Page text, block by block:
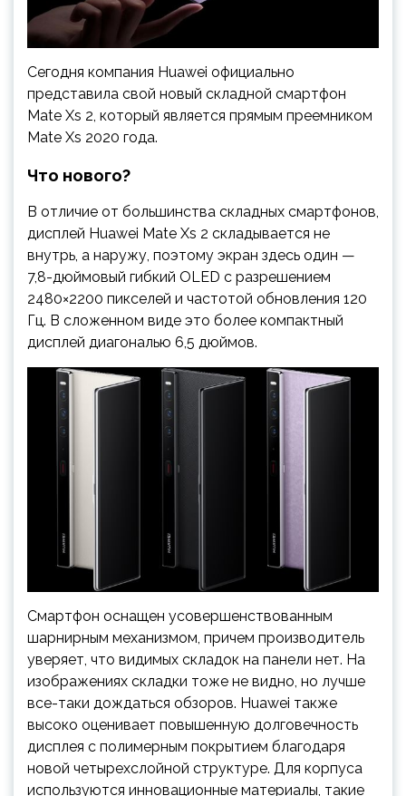
Сегодня компания Huawei официально
представила свой новый складной смартфон
Mate Xs 2, который является прямым преемником
Mate Xs 2020 года.
Что нового?
В отличие от большинства складных смартфонов,
дисплей Huawei Mate Xs 2 складывается не
внутрь, а наружу, поэтому экран здесь один —
7,8-дюймовый гибкий OLED с разрешением
2480×2200 пикселей и частотой обновления 120
Гц. В сложенном виде это более компактный
дисплей диагональю 6,5 дюймов.
Смартфон оснащен усовершенствованным
шарнирным механизмом, причем производитель
уверяет, что видимых складок на панели нет. На
изображениях складки тоже не видно, но лучше
все-таки дождаться обзоров. Huawei также
высоко оценивает повышенную долговечность
дисплея с полимерным покрытием благодаря
новой четырехслойной структуре. Для корпуса
используются инновационные материалы, такие